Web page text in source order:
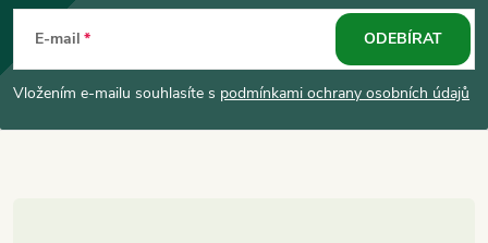
p
E-mail
Vložením e-mailu souhlasíte s podmínkami ochrany osobních údajů
ODEBÍRAT